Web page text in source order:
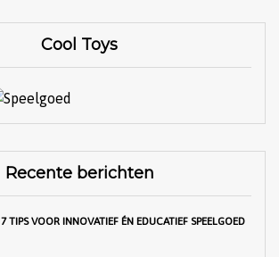
Cool Toys
Recente berichten
7 TIPS VOOR INNOVATIEF ÉN EDUCATIEF SPEELGOED